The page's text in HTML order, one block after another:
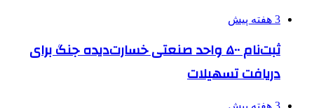
3 هفته پیش
ثبت‌نام ۵۰۰ واحد صنعتی خسارت‌دیده جنگ برای
دریافت تسهیلات
3 هفته پیش